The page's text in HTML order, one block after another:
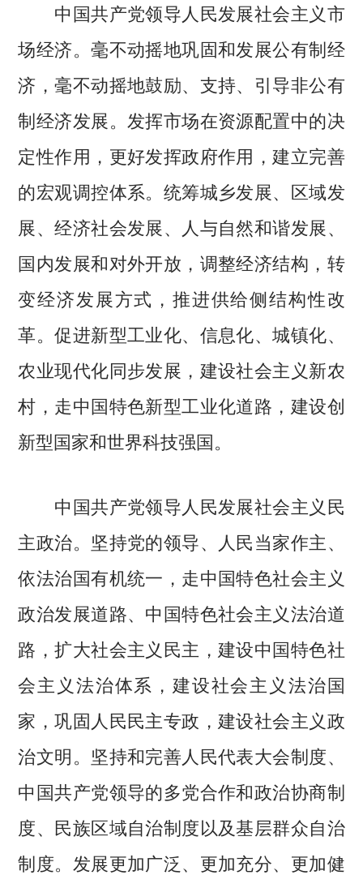
中国共产党领导人民发展社会主义市
场经济。毫不动摇地巩固和发展公有制经
济，毫不动摇地鼓励、支持、引导非公有
制经济发展。发挥市场在资源配置中的决
定性作用，更好发挥政府作用，建立完善
的宏观调控体系。统筹城乡发展、区域发
展、经济社会发展、人与自然和谐发展、
国内发展和对外开放，调整经济结构，转
变经济发展方式，推进供给侧结构性改
革。促进新型工业化、信息化、城镇化、
农业现代化同步发展，建设社会主义新农
村，走中国特色新型工业化道路，建设创
新型国家和世界科技强国。
中国共产党领导人民发展社会主义民
主政治。坚持党的领导、人民当家作主、
依法治国有机统一，走中国特色社会主义
政治发展道路、中国特色社会主义法治道
路，扩大社会主义民主，建设中国特色社
会主义法治体系，建设社会主义法治国
家，巩固人民民主专政，建设社会主义政
治文明。坚持和完善人民代表大会制度、
中国共产党领导的多党合作和政治协商制
度、民族区域自治制度以及基层群众自治
制度。发展更加广泛、更加充分、更加健